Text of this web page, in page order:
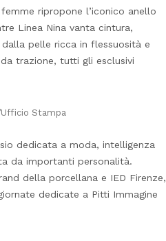
ripropone l’iconico anello
Linea Nina vanta cintura,
pelle ricca in flessuosità e
trazione, tutti gli esclusivi
Stampa
dedicata a moda, intelligenza
da importanti personalità.
della porcellana e IED Firenze,
dedicate a Pitti Immagine